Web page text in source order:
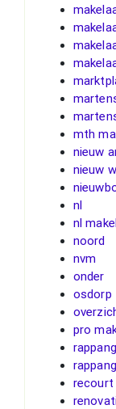
mth
nieuw
nieuw
nl
nl
noord
nvm
onder
osdorp
pro
recourt